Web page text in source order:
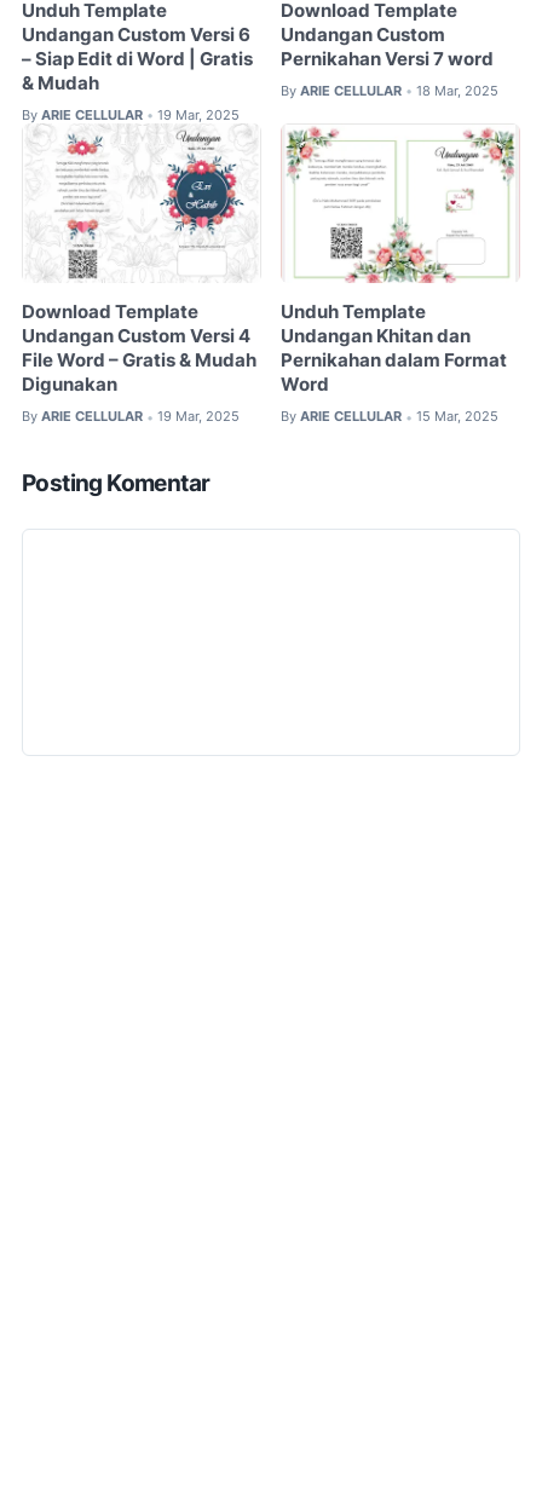
Unduh Template
Undangan Custom Versi 6
– Siap Edit di Word | Gratis
& Mudah
By ARIE CELLULAR • 19 Mar, 2025
Download Template
Undangan Custom
Pernikahan Versi 7 word
By ARIE CELLULAR • 18 Mar, 2025
Download Template
Undangan Custom Versi 4
File Word – Gratis & Mudah
Digunakan
By ARIE CELLULAR • 19 Mar, 2025
Unduh Template
Undangan Khitan dan
Pernikahan dalam Format
Word
By ARIE CELLULAR • 15 Mar, 2025
Posting Komentar